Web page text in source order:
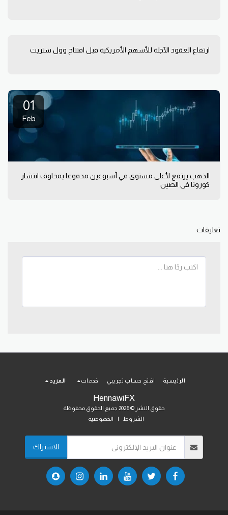
ارتفاع العقود الآجلة للأسهم الأمريكية قبل افتتاح وول ستريت
01
Feb
الذهب يرتفع لأعلى مستوى في أسبوعين مدفوعا بمخاوف انتشار
كورونا في الصين
تعليقات
HennawiFX
حقوق النشر © 2026 جميع الحقوق محفوظة
الشروط
| الخصوصية
الرئيسية افتح حساب تجريبي خدمات المزيد
الاشتراك